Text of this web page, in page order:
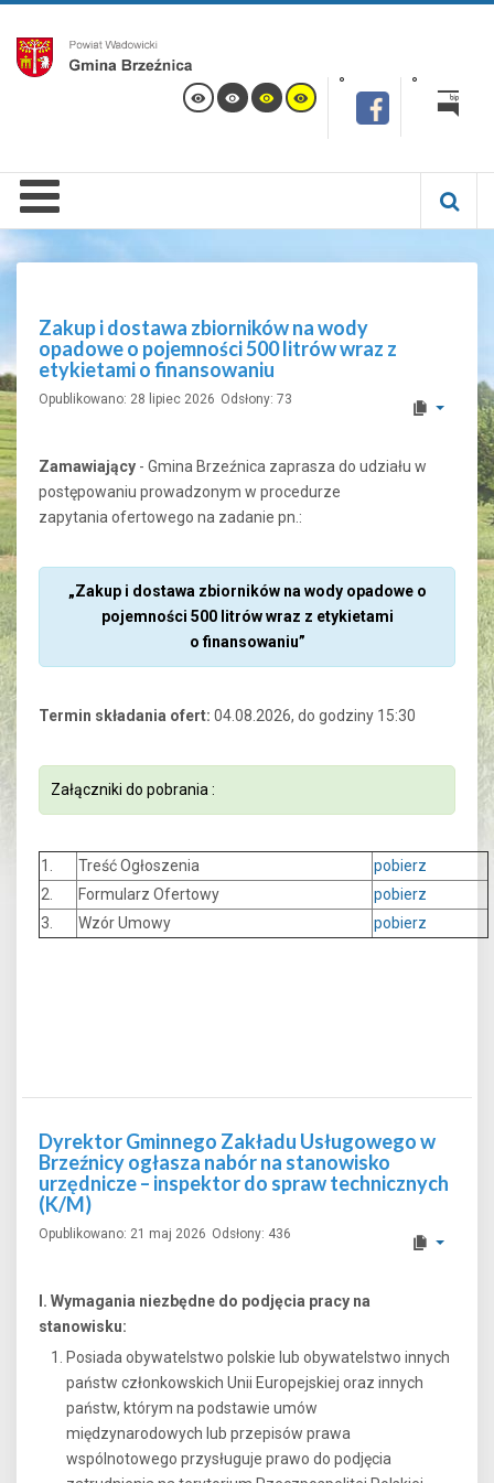
Zakup i dostawa zbiorników na wody
opadowe o pojemności 500 litrów wraz z
etykietami o finansowaniu
Opublikowano: 28 lipiec 2026 Odsłony: 73
Zamawiający - Gmina Brzeźnica zaprasza do udziału w
postępowaniu prowadzonym w procedurze
zapytania ofertowego na zadanie pn.:
„Zakup i dostawa zbiorników na wody opadowe o
pojemności 500 litrów wraz z etykietami
o finansowaniu”
Termin składania ofert: 04.08.2026, do godziny 15:30
Załączniki do pobrania :
1. Treść Ogłoszenia
pobierz
2.
Formularz Ofertowy
pobierz
3.
Wzór Umowy pobierz
Dyrektor Gminnego Zakładu Usługowego w
Brzeźnicy ogłasza nabór na stanowisko
urzędnicze – inspektor do spraw technicznych
(K/M)
Opublikowano: 21 maj 2026 Odsłony: 436
I. Wymagania niezbędne do podjęcia pracy na
stanowisku:
Posiada obywatelstwo polskie lub obywatelstwo innych
państw członkowskich Unii Europejskiej oraz innych
państw, którym na podstawie umów
międzynarodowych lub przepisów prawa
wspólnotowego przysługuje prawo do podjęcia